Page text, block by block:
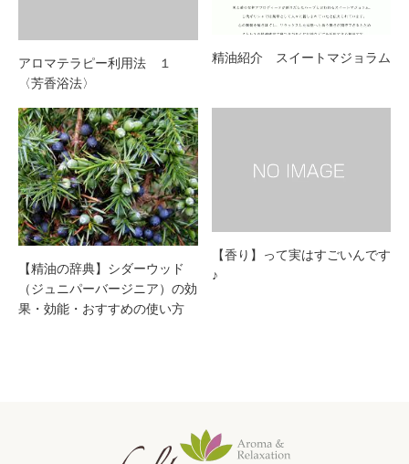
アロマテラピー利用法 １
〈芳香浴法〉
精油紹介 スイートマジョラム
【精油の辞典】シダーウッド
（ジュニパーバージニア）の効
果・効能・おすすめの使い方
【香り】って実はすごいんです
♪